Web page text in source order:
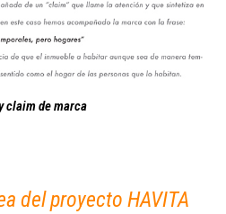
claim de marca
del proyecto HAVITA